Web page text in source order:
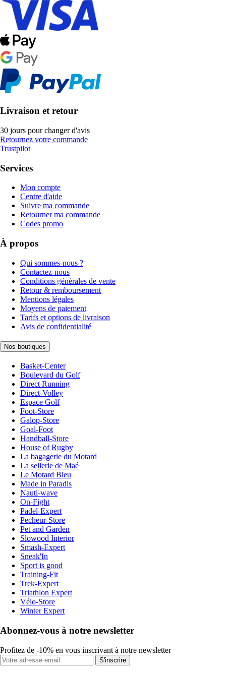
Livraison et retour
30 jours pour changer d'avis
Retournez votre commande
Trustpilot
Services
Mon compte
Centre d'aide
Suivre ma commande
Retourner ma commande
Codes promo
À propos
Qui sommes-nous ?
Contactez-nous
Conditions générales de vente
Retour & remboursement
Mentions légales
Moyens de paiement
Tarifs et options de livraison
Avis de confidentialité
Nos boutiques
Basket-Center
Boulevard du Golf
Direct Running
Direct-Volley
Espace Golf
Foot-Store
Galop-Store
Goal-Foot
Handball-Store
House of Rugby
La bagagerie du Motard
La sellerie de Maé
Le Motard Bleu
Made in Paradis
Nauti-wave
On-Fight
Padel-Expert
Pecheur-Store
Pet and Garden
Slowood Interior
Smash-Expert
Sneak'In
Sport is good
Training-Fit
Trek-Expert
Triathlon Expert
Vélo-Store
Winter Expert
Abonnez-vous à notre newsletter
Profitez de -10% en vous inscrivant à notre newsletter
S'inscrire